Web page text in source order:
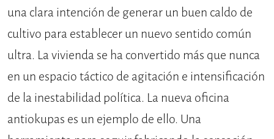
una clara intención de generar un buen caldo de
cultivo para establecer un nuevo sentido común
ultra. La vivienda se ha convertido más que nunca
en un espacio táctico de agitación e intensificación
de la inestabilidad política. La nueva oficina
antiokupas es un ejemplo de ello. Una